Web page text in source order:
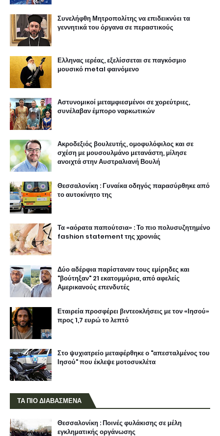
Συνελήφθη Μητροπολίτης να επιδεικνύει τα
γεννητικά του όργανα σε περαστικούς
Ελληνας ιερέας, εξελίσσεται σε παγκόσμιο
μουσικό metal φαινόμενο
Αστυνομικοί μεταμφιεσμένοι σε χορεύτριες,
συνέλαβαν έμπορο ναρκωτικών
Ακροδεξιός βουλευτής, ομοφυλόφιλος και σε
σχέση με μουσουλμάνο μετανάστη, μίλησε
ανοιχτά στην Αυστραλιανή Βουλή
Θεσσαλονίκη : Γυναίκα οδηγός παρασύρθηκε από
το αυτοκίνητο της
Τα «αόρατα παπούτσια» : Το πιο πολυσυζητημένο
fashion statement της χρονιάς
Δύο αδέρφια παρίσταναν τους εμίρηδες και
"βούτηξαν" 21 εκατομμύρια, από αφελείς
Αμερικανούς επενδυτές
Εταιρεία προσφέρει βιντεοκλήσεις με τον «Ιησού»
προς 1,7 ευρώ το λεπτό
Στο ψυχιατρείο μεταφέρθηκε ο "απεσταλμένος του
Ιησού" που έκλεψε μοτοσυκλέτα
ΤΑ ΠΙΟ ΔΙΑΒΑΣΜΕΝΑ
Θεσσαλονίκη : Ποινές φυλάκισης σε μέλη
εγκληματικής οργάνωσης